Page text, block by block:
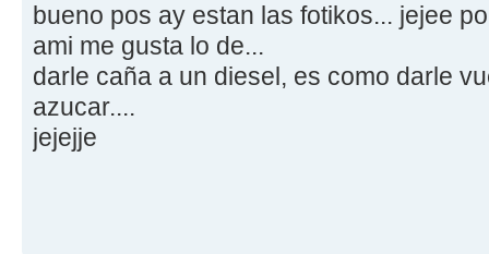
bueno pos ay estan las fotikos... jejee
ami me gusta lo de...
darle caña a un diesel, es como darle
azucar....
jejejje